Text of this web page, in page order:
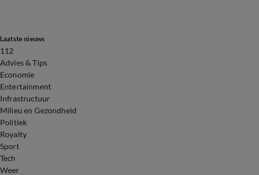
Laatste nieuws
112
Advies & Tips
Economie
Entertainment
Infrastructuur
Milieu en Gezondheid
Politiek
Royalty
Sport
Tech
Weer